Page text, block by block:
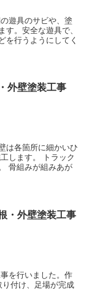
遊具のサビや、塗
す。安全な遊具で、
を行うようにしてく
外壁塗装工事
は各箇所に細かいひ
します。 トラック
骨組みが組みあが
・外壁塗装工事
を行いました。作
付け、足場が完成